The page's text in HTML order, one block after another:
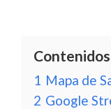
Contenidos
1 Mapa de
2 Google